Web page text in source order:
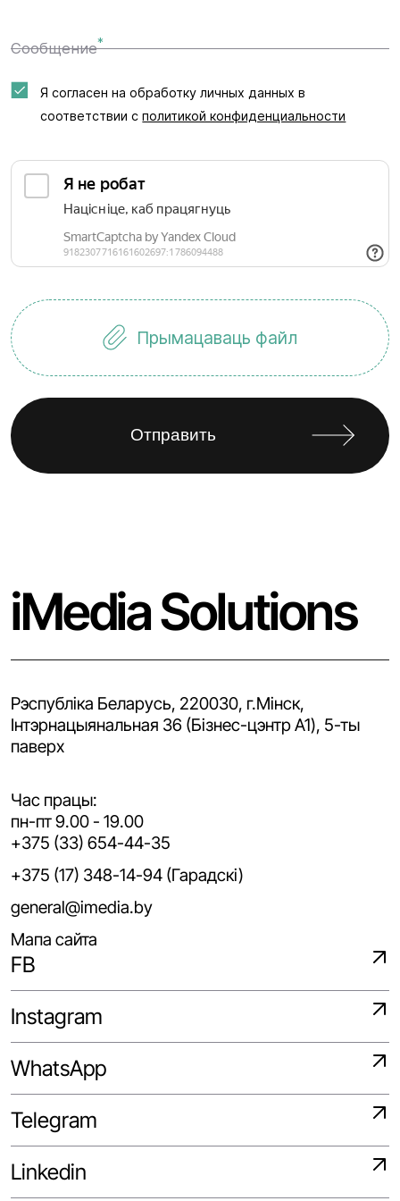
Сообщение*
Я согласен на обработку личных данных в
соответствии сполитикой конфиденциальности
Прымацаваць файл
iMedia Solutions
Рэспубліка Беларусь, 220030, г.Мінск,
Iнтэрнацыянальная 36 (Бізнес-цэнтр A1), 5-ты
паверх
Час працы:
пн-пт 9.00 - 19.00
+375 (33) 654-44-35
+375 (17) 348-14-94 (Гарадскі)
general@imedia.by
Мапа сайта
FB
Instagram
WhatsApp
Telegram
Linkedin